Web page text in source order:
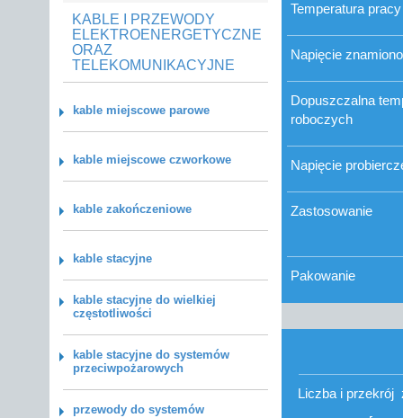
KABLE I PRZEWODY
ELEKTROENERGETYCZNE
ORAZ
TELEKOMUNIKACYJNE
kable miejscowe parowe
kable miejscowe czworkowe
kable zakończeniowe
kable stacyjne
kable stacyjne do wielkiej
częstotliwości
kable stacyjne do systemów
przeciwpożarowych
przewody do systemów
Temperatura pracy
Napięcie
Dopuszczalna
roboczych
Napięcie
Zastosowanie
Pakowanie
Liczba i przekrój